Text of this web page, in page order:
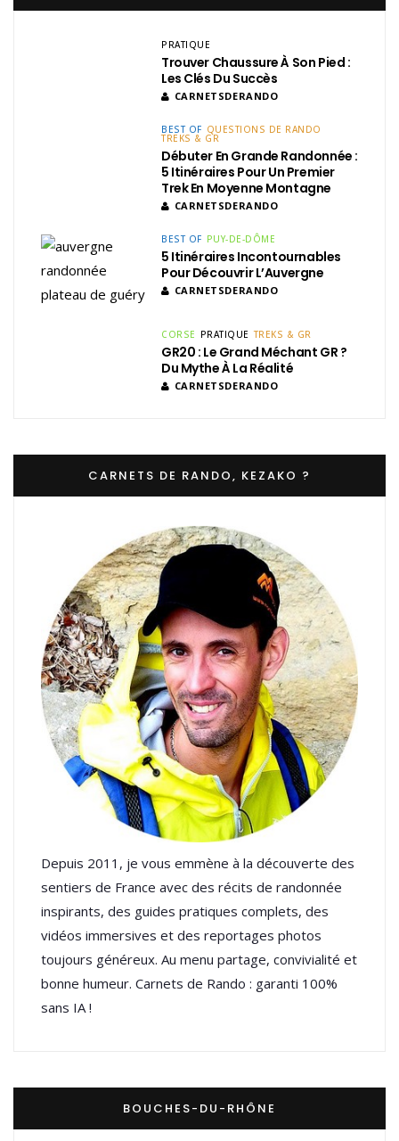
PRATIQUE
Trouver Chaussure À Son Pied :
Les Clés Du Succès
CARNETSDERANDO
BEST OF QUESTIONS DE RANDO
TREKS & GR
Débuter En Grande Randonnée :
5 Itinéraires Pour Un Premier
Trek En Moyenne Montagne
CARNETSDERANDO
BEST OF PUY-DE-DÔME
5 Itinéraires Incontournables
Pour Découvrir L’Auvergne
CARNETSDERANDO
CORSE PRATIQUE TREKS & GR
GR20 : Le Grand Méchant GR ?
Du Mythe À La Réalité
CARNETSDERANDO
CARNETS DE RANDO, KEZAKO ?
Depuis 2011, je vous emmène à la découverte des
sentiers de France avec des récits de randonnée
inspirants, des guides pratiques complets, des
vidéos immersives et des reportages photos
toujours généreux. Au menu partage, convivialité et
bonne humeur. Carnets de Rando : garanti 100%
sans IA !
BOUCHES-DU-RHÔNE